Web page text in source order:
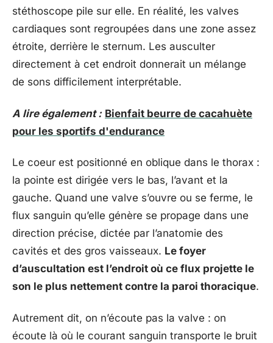
stéthoscope pile sur elle. En réalité, les valves
cardiaques sont regroupées dans une zone assez
étroite, derrière le sternum. Les ausculter
directement à cet endroit donnerait un mélange
de sons difficilement interprétable.
A lire également : Bienfait beurre de cacahuète
pour les sportifs d'endurance
Le coeur est positionné en oblique dans le thorax :
la pointe est dirigée vers le bas, l’avant et la
gauche. Quand une valve s’ouvre ou se ferme, le
flux sanguin qu’elle génère se propage dans une
direction précise, dictée par l’anatomie des
cavités et des gros vaisseaux. Le foyer
d’auscultation est l’endroit où ce flux projette le
son le plus nettement contre la paroi thoracique.
Autrement dit, on n’écoute pas la valve : on
écoute là où le courant sanguin transporte le bruit